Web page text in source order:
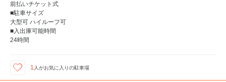
前払いチケット式
■駐車サイズ
大型可 ハイルーフ可
■入出庫可能時間
24時間
1 人がお気に入りの駐車場